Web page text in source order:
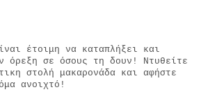
έτοιμη να καταπλήξει και
όρεξη σε όσους τη δουν! Ντυθείτε
στολή μακαρονάδα και αφήστε
ανοιχτό!